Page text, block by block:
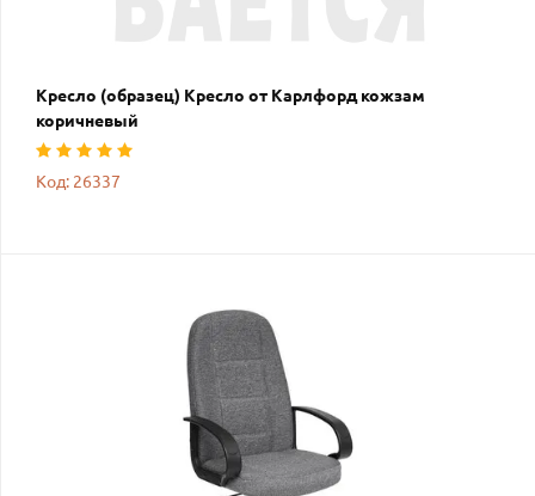
Кресло (образец) Кресло от Карлфорд кожзам
коричневый
Код: 26337